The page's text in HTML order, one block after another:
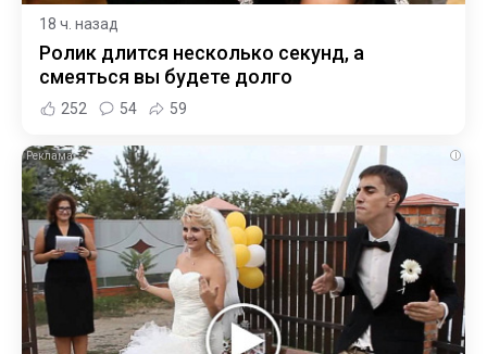
18 ч. назад
Ролик длится несколько секунд, а
смеяться вы будете долго
252 54 59
i